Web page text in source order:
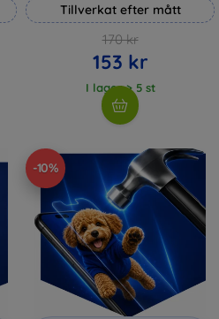
Tillverkat efter mått
170 kr
153 kr
I lager > 5 st
-10%